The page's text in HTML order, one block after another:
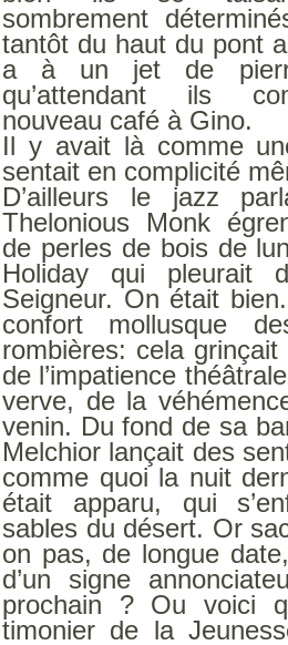
sombrement
tantôt du haut du pont
a à un jet de
qu’attendant ils
nouveau café à Gino.
Il y avait là comme
sentait en complicité
D’ailleurs le jazz
Thelonious Monk
de perles de bois de
Holiday qui pleurait
Seigneur. On était
confort mollusque
rombières: cela
de l’impatience
verve, de la
venin. Du fond de sa
Melchior lançait des
comme quoi la nuit
était apparu, qui
sables du désert. Or
on pas, de longue
d’un signe
prochain ? Ou voici
timonier de la